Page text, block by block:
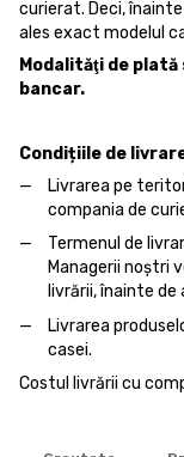
curierat. Deci,
ales exact modelul
Modalităţi de
bancar.
Condițiile de
Livrarea pe
compania de
Termenul de
Managerii noștri
livrării, înainte de
Livrarea
casei.
Costul livrării cu